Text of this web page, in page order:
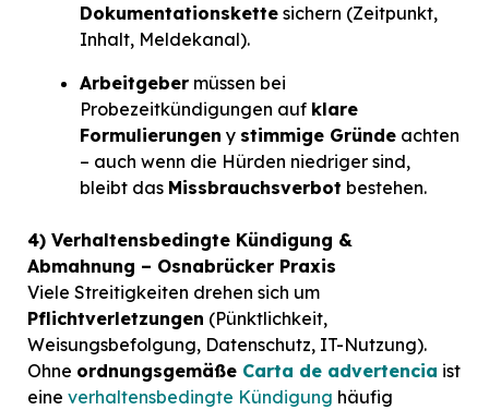
Dokumentationskette sichern (Zeitpunkt,
Inhalt, Meldekanal).
Arbeitgeber müssen bei
Probezeitkündigungen auf klare
Formulierungen y stimmige Gründe achten
– auch wenn die Hürden niedriger sind,
bleibt das Missbrauchsverbot bestehen.
4) Verhaltensbedingte Kündigung &
Abmahnung – Osnabrücker Praxis
Viele Streitigkeiten drehen sich um
Pflichtverletzungen (Pünktlichkeit,
Weisungsbefolgung, Datenschutz, IT-Nutzung).
Ohne ordnungsgemäße Carta de advertencia ist
eine verhaltensbedingte Kündigung häufig